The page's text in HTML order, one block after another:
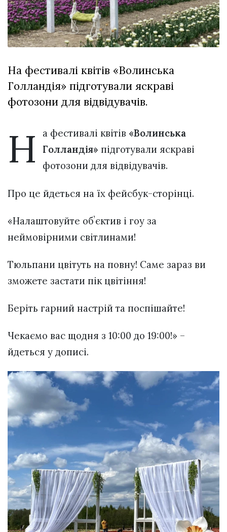
XIX
Спартакіада
VolWe...
29 Липня 2026
553 переглядів
Всі розділи
Персона
Лайф
Афіша
Контакти
Політика конфіденційності
На фестивалі квітів «Волинська
Голландія» підготували яскраві
фотозони для відвідувачів.
Н а фестивалі квітів «Волинська
Голландія» підготували яскраві
фотозони для відвідувачів.
Про це йдеться на їх фейсбук-сторінці.
«Налаштовуйте обʼєктив і гоу за
неймовірними світлинами!
Тюльпани цвітуть на повну! Саме зараз ви
зможете застати пік цвітіння!
Беріть гарний настрій та поспішайте!
Чекаємо вас щодня з 10:00 до 19:00!» –
йдеться у дописі.